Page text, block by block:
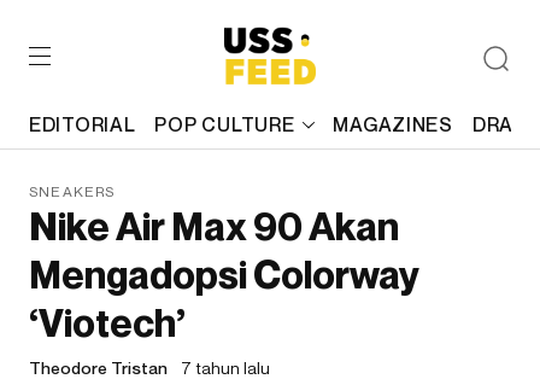
EDITORIAL POP CULTURE MAGAZINES
SNEAKERS
Nike Air Max 90 Akan
Mengadopsi Colorway
‘Viotech’
Theodore Tristan 7 tahun lalu